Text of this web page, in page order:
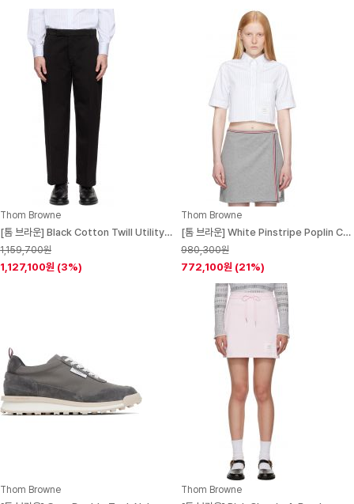
Thom Browne
[톰 브라운] Black Cotton Twill Utility Trousers 252381M191005
1,159,700원
1,127,100원 (3%)
Thom Browne
[톰 브라운] White Pinstripe Poplin Cropped Short Sleeve Shirt 252381F109003
980,300원
772,100원 (21%)
Thom Browne Thom Browne